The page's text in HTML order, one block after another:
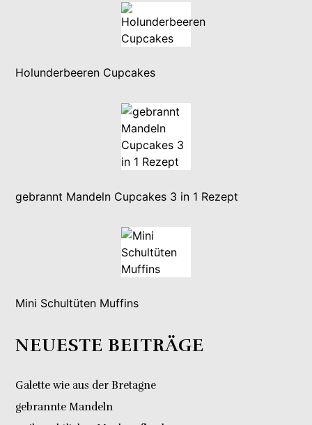
Holunderbeeren Cupcakes
gebrannt Mandeln Cupcakes 3 in 1 Rezept
Mini Schultüten Muffins
NEUESTE BEITRÄGE
Galette wie aus der Bretagne
gebrannte Mandeln